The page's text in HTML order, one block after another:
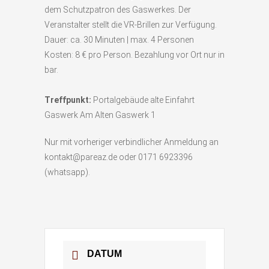
dem Schutzpatron des Gaswerkes. Der
Veranstalter stellt die VR-Brillen zur Verfügung.
Dauer: ca. 30 Minuten | max. 4 Personen
Kosten: 8 € pro Person. Bezahlung vor Ort nur in
bar.
Treffpunkt: Portalgebäude alte Einfahrt
Gaswerk Am Alten Gaswerk 1
Nur mit vorheriger verbindlicher Anmeldung an
kontakt@pareaz.de oder 0171 6923396
(whatsapp).
DATUM